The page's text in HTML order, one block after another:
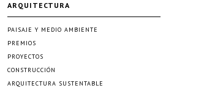
ARQUITECTURA
PAISAJE Y MEDIO AMBIENTE
PREMIOS
PROYECTOS
CONSTRUCCIÓN
ARQUITECTURA SUSTENTABLE